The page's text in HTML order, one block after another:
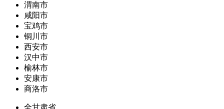
渭南市
咸阳市
宝鸡市
铜川市
西安市
汉中市
榆林市
安康市
商洛市
全甘肃省